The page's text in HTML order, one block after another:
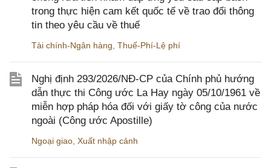
trong thực hiện cam kết quốc tế về trao đổi thông
tin theo yêu cầu về thuế
Tài chính-Ngân hàng, Thuế-Phí-Lệ phí
Nghị định 293/2026/NĐ-CP của Chính phủ hướng
dẫn thực thi Công ước La Hay ngày 05/10/1961 về
miễn hợp pháp hóa đối với giấy tờ công của nước
ngoài (Công ước Apostille)
Ngoại giao, Xuất nhập cảnh